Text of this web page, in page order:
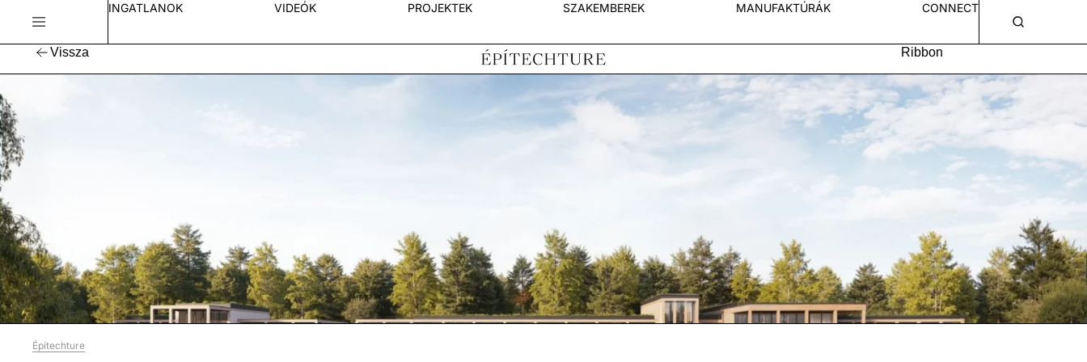
INGATLANOK VIDEÓK PROJEKTEK SZAKEMBEREK MANUFAKTÚRÁK CONNECT
Vissza Ribbon
Építechture